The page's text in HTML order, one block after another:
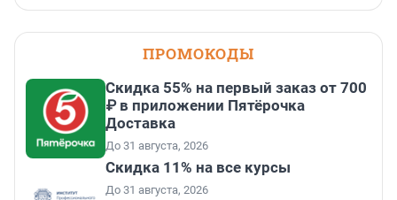
ПРОМОКОДЫ
Скидка 55% на первый заказ от 700
₽ в приложении Пятёрочка
Доставка
До 31 августа, 2026
Скидка 11% на все курсы
До 31 августа, 2026